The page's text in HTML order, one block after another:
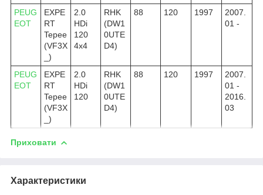
PEUG
EOT
EXPE
RT
Tepee
(VF3X
_)
2.0
HDi
120
4x4
RHK
(DW1
0UTE
D4)
88 120 1997
2007.
01 -
PEUG
EOT
EXPE
RT
Tepee
(VF3X
_)
2.0
HDi
120
RHK
(DW1
0UTE
D4)
88 120 1997
2007.
01 -
2016.
03
Приховати
Характеристики